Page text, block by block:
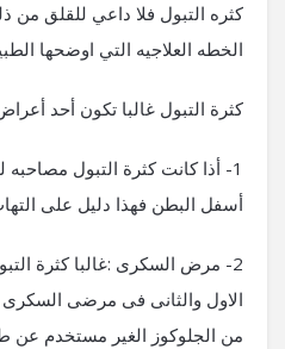
كثره التبول فلا داعي للقلق
الخطه العلاجيه التي اوضحها
كثرة التبول غالبا تكون أحد
1- أذا كانت كثرة التبول
أسفل البطن فهذا دليل على
2- مرض السكرى :غالبا كثرة
الاول والثانى فى مرضى
من الجلوكوز الغير مستخدم عن